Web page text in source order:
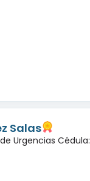
Salas
Urgencias Cédula: